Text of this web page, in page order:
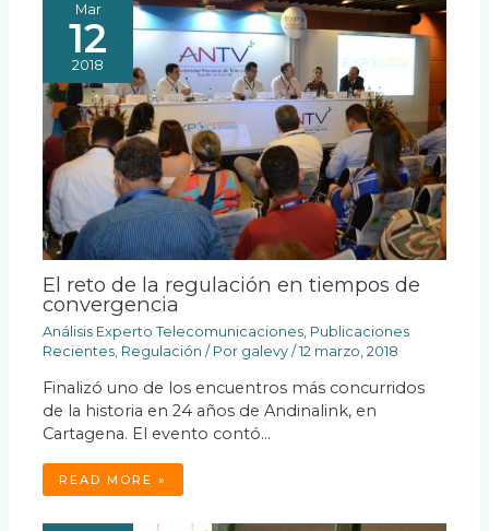
Mar
12
2018
El reto de la regulación en tiempos de
convergencia
Análisis Experto Telecomunicaciones Publicaciones
Recientes Regulación / Por galevy/12 marzo, 2018
Finalizó uno de los encuentros más concurridos
de la historia en 24 años de Andinalink, en
Cartagena. El evento contó…
READ MORE »